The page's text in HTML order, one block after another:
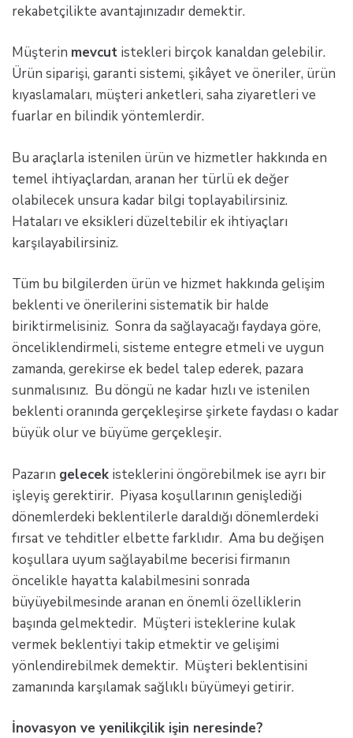
rekabetçilikte avantajınızadır demektir.
Müşterin mevcut istekleri birçok kanaldan gelebilir.
Ürün siparişi, garanti sistemi, şikâyet ve öneriler, ürün
kıyaslamaları, müşteri anketleri, saha ziyaretleri ve
fuarlar en bilindik yöntemlerdir.
Bu araçlarla istenilen ürün ve hizmetler hakkında en
temel ihtiyaçlardan, aranan her türlü ek değer
olabilecek unsura kadar bilgi toplayabilirsiniz.
Hataları ve eksikleri düzeltebilir ek ihtiyaçları
karşılayabilirsiniz.
Tüm bu bilgilerden ürün ve hizmet hakkında gelişim
beklenti ve önerilerini sistematik bir halde
biriktirmelisiniz. Sonra da sağlayacağı faydaya göre,
önceliklendirmeli, sisteme entegre etmeli ve uygun
zamanda, gerekirse ek bedel talep ederek, pazara
sunmalısınız. Bu döngü ne kadar hızlı ve istenilen
beklenti oranında gerçekleşirse şirkete faydası o kadar
büyük olur ve büyüme gerçekleşir.
Pazarın gelecek isteklerini öngörebilmek ise ayrı bir
işleyiş gerektirir. Piyasa koşullarının genişlediği
dönemlerdeki beklentilerle daraldığı dönemlerdeki
fırsat ve tehditler elbette farklıdır. Ama bu değişen
koşullara uyum sağlayabilme becerisi firmanın
öncelikle hayatta kalabilmesini sonrada
büyüyebilmesinde aranan en önemli özelliklerin
başında gelmektedir. Müşteri isteklerine kulak
vermek beklentiyi takip etmektir ve gelişimi
yönlendirebilmek demektir. Müşteri beklentisini
zamanında karşılamak sağlıklı büyümeyi getirir.
İnovasyon ve yenilikçilik işin neresinde?